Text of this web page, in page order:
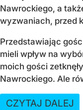
Nawrockiego, a
wyzwaniach, przed
Przedstawiając
mieli wpływ na
moich gości
Nawrockiego. Ale
CZYTAJ DALEJ